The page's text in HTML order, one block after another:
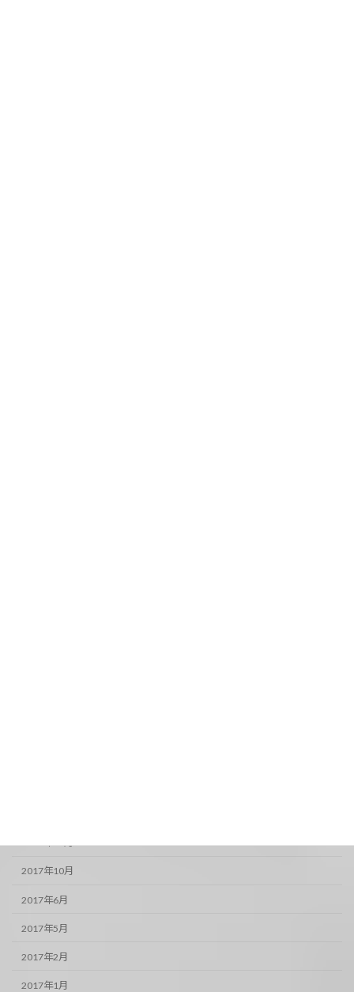
2017年11月
2017年10月
2017年6月
2017年5月
2017年2月
2017年1月